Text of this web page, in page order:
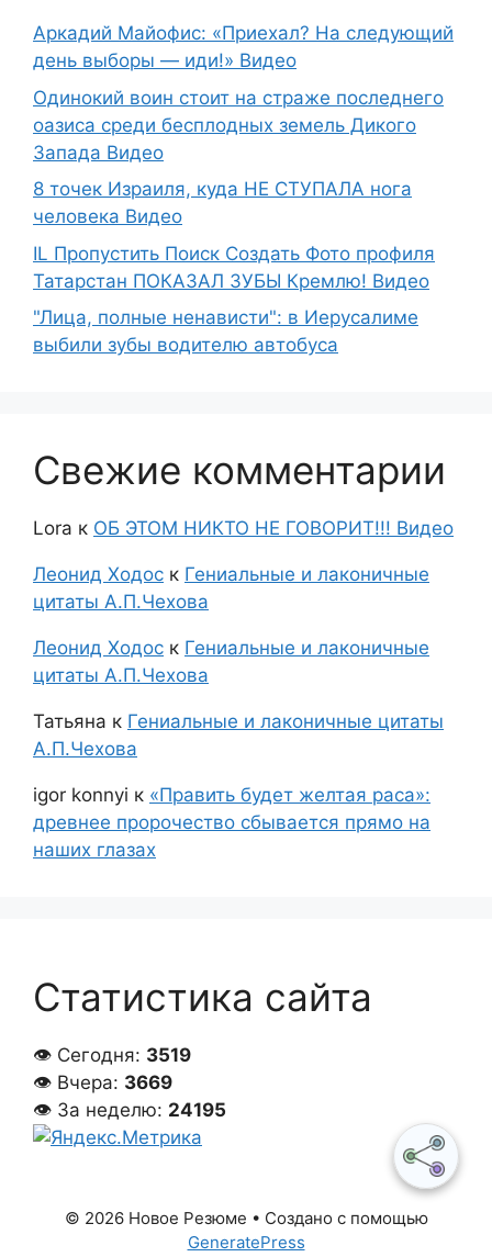
Аркадий Майофис: «Приехал? На следующий
день выборы — иди!» Видео
Одинокий воин стоит на страже последнего
оазиса среди бесплодных земель Дикого
Запада Видео
8 точек Израиля, куда НЕ СТУПАЛА нога
человека Видео
IL Пропустить Поиск Создать Фото профиля
Татарстан ПОКАЗАЛ ЗУБЫ Кремлю! Видео
"Лица, полные ненависти": в Иерусалиме
выбили зубы водителю автобуса
Свежие комментарии
Lora к ОБ ЭТОМ НИКТО НЕ ГОВОРИТ!!! Видео
Леонид Ходос к Гениальные и лаконичные
цитаты А.П.Чехова
Леонид Ходос к Гениальные и лаконичные
цитаты А.П.Чехова
Татьяна к Гениальные и лаконичные цитаты
А.П.Чехова
igor konnyi к «Править будет желтая раса»:
древнее пророчество сбывается прямо на
наших глазах
Статистика сайта
👁 Сегодня: 3519
👁 Вчера: 3669
👁 За неделю: 24195
© 2026 Новое Резюме • Создано с помощью
GeneratePress